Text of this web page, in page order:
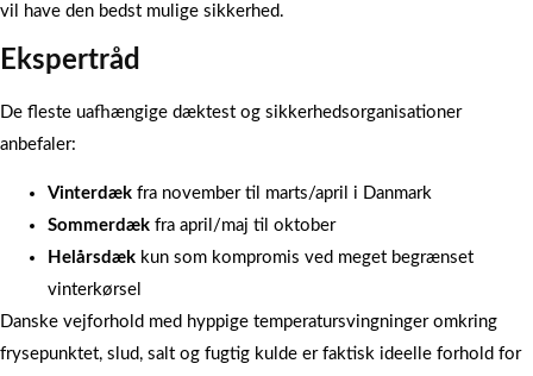
vil have den bedst mulige sikkerhed.
Ekspertråd
De fleste uafhængige dæktest og sikkerhedsorganisationer
anbefaler:
Vinterdæk fra november til marts/april i Danmark
Sommerdæk fra april/maj til oktober
Helårsdæk kun som kompromis ved meget begrænset
vinterkørsel
Danske vejforhold med hyppige temperatursvingninger omkring
frysepunktet, slud, salt og fugtig kulde er faktisk ideelle forhold for